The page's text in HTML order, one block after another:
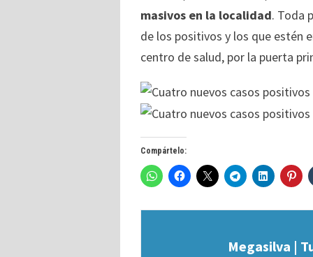
masivos en la localidad. Toda
de los positivos y los que estén
centro de salud, por la puerta
Compártelo:
Megasilva |